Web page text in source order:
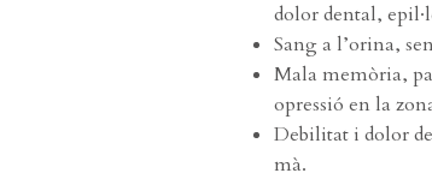
dolor dental,
Sang a l’orina,
Mala memòria,
opressió en la
Debilitat i dolor
mà.